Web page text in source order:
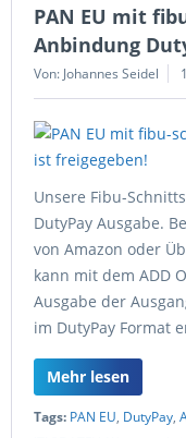
PAN EU mit
Anbindung
Von: Johannes Seidel
Unsere Fibu-
DutyPay Ausgabe.
von Amazon oder
kann mit dem ADD
Ausgabe der
im DutyPay Format
Mehr lesen
Tags: PAN EU, DutyPay,